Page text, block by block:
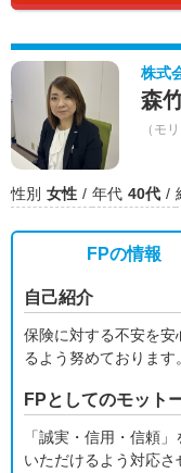
株式
森
（モ
性別 女性 年代 40代
FPの情報
自己紹介
保険に対する不安を
るよう努めております。
FPとしてのモット
「誠実・信用・信頼
いただけるよう対応さ